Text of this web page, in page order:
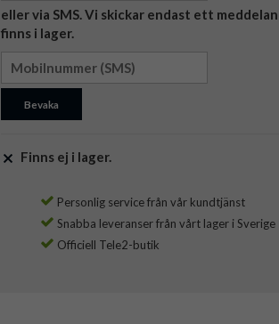
eller via SMS. Vi skickar endast ett
finns i lager.
Bevaka
Finns ej i lager.
Personlig service från vår kundtjänst
Snabba leveranser från vårt lager i Sverige
Officiell Tele2-butik